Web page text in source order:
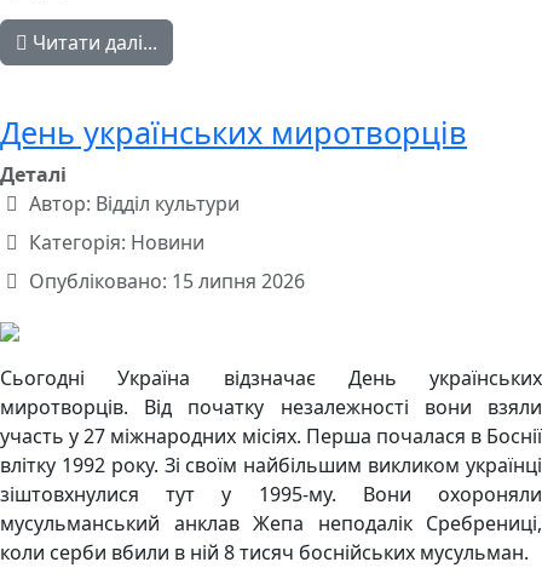
Читати далі...
День українських миротворців
Деталі
Автор: Відділ культури
Категорія: Новини
Опубліковано: 15 липня 2026
Сьогодні Україна відзначає День українських
миротворців. Від початку незалежності вони взяли
участь у 27 міжнародних місіях. Перша почалася в Боснії
влітку 1992 року. Зі своїм найбільшим викликом українці
зіштовхнулися тут у 1995-му. Вони охороняли
мусульманський анклав Жепа неподалік Сребрениці,
коли серби вбили в ній 8 тисяч боснійських мусульман.